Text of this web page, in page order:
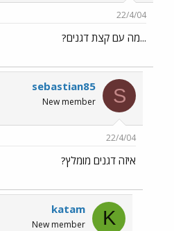
22/4/04
...מה עם קצת דגנים?
S
sebastian85
New member
22/4/04
איזה דגנים מומלץ?
K
katam
New member